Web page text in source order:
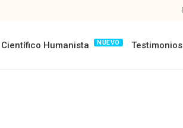
Científico Humanista NUEVO Testimonios